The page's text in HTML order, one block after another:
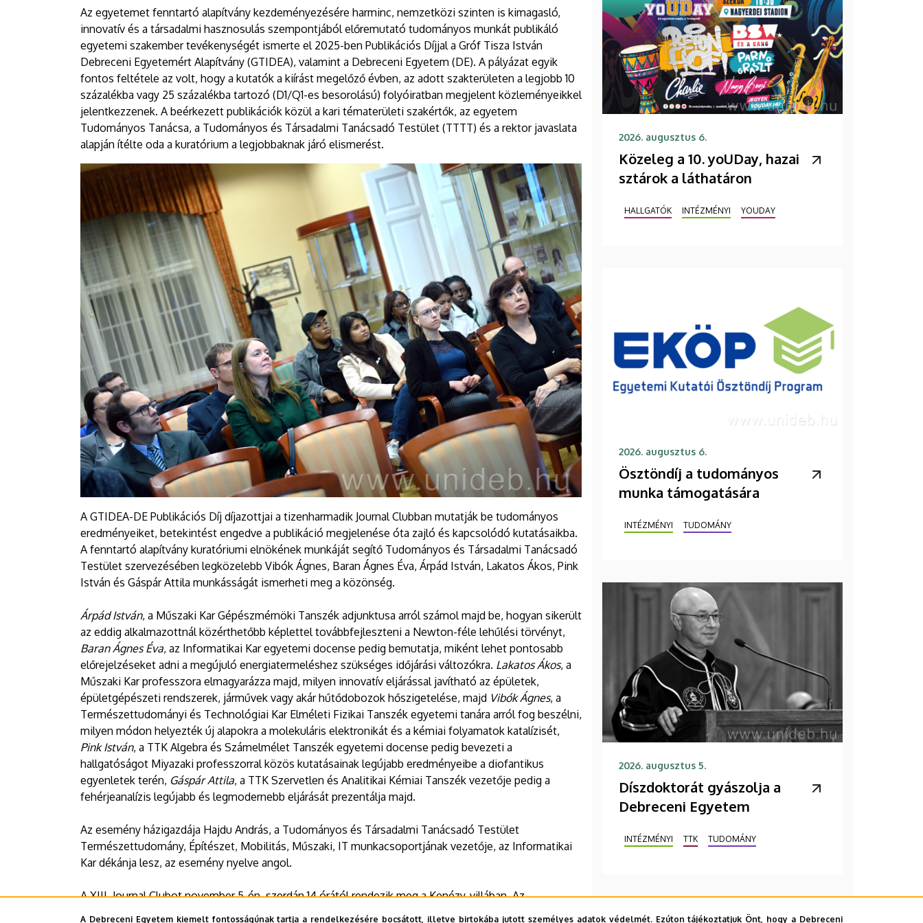
Az egyetemet fenntartó alapítvány kezdeményezésére harminc, nemzetközi szinten is kimagasló,
innovatív és a társadalmi hasznosulás szempontjából előremutató tudományos munkát publikáló
egyetemi szakember tevékenységét ismerte el 2025-ben Publikációs Díjjal a Gróf Tisza István
Debreceni Egyetemért Alapítvány (GTIDEA), valamint a Debreceni Egyetem (DE). A pályázat egyik
fontos feltétele az volt, hogy a kutatók a kiírást megelőző évben, az adott szakterületen a legjobb 10
százalékba vagy 25 százalékba tartozó (D1/Q1-es besorolású) folyóiratban megjelent közleményeikkel
jelentkezzenek. A beérkezett publikációk közül a kari tématerületi szakértők, az egyetem
Tudományos Tanácsa, a Tudományos és Társadalmi Tanácsadó Testület (TTTT) és a rektor javaslata
alapján ítélte oda a kuratórium a legjobbaknak járó elismerést.
A GTIDEA-DE Publikációs Díj díjazottjai a tizenharmadik Journal Clubban mutatják be tudományos
eredményeiket, betekintést engedve a publikáció megjelenése óta zajló és kapcsolódó kutatásaikba.
A fenntartó alapítvány kuratóriumi elnökének munkáját segítő Tudományos és Társadalmi Tanácsadó
Testület szervezésében legközelebb Vibók Ágnes, Baran Ágnes Éva, Árpád István, Lakatos Ákos, Pink
István és Gáspár Attila munkásságát ismerheti meg a közönség.
Árpád István, a Műszaki Kar Gépészmérnöki Tanszék adjunktusa arról számol majd be, hogyan sikerült
az eddig alkalmazottnál közérthetőbb képlettel továbbfejleszteni a Newton-féle lehűlési törvényt,
Baran Ágnes Éva, az Informatikai Kar egyetemi docense pedig bemutatja, miként lehet pontosabb
előrejelzéseket adni a megújuló energiatermeléshez szükséges időjárási változókra. Lakatos Ákos, a
Műszaki Kar professzora elmagyarázza majd, milyen innovatív eljárással javítható az épületek,
épületgépészeti rendszerek, járművek vagy akár hűtődobozok hőszigetelése, majd Vibók Ágnes, a
Természettudományi és Technológiai Kar Elméleti Fizikai Tanszék egyetemi tanára arról fog beszélni,
milyen módon helyezték új alapokra a molekuláris elektronikát és a kémiai folyamatok katalízisét,
Pink István, a TTK Algebra és Számelmélet Tanszék egyetemi docense pedig bevezeti a
hallgatóságot Miyazaki professzorral közös kutatásainak legújabb eredményeibe a diofantikus
egyenletek terén, Gáspár Attila, a TTK Szervetlen és Analitikai Kémiai Tanszék vezetője pedig a
fehérjeanalízis legújabb és legmodernebb eljárását prezentálja majd.
Az esemény házigazdája Hajdu András, a Tudományos és Társadalmi Tanácsadó Testület
Természettudomány, Építészet, Mobilitás, Műszaki, IT munkacsoportjának vezetője, az Informatikai
Kar dékánja lesz, az esemény nyelve angol.
A XIII. Journal Clubot november 5-én, szerdán 14 órától rendezik meg a Kenézy-villában. Az
eseményre minden érdeklődőt szeretettel várnak a szervezők, ezen a linken lehet regisztrálni:
2026. augusztus 6.
Közeleg a 10. yoUDay, hazai
sztárok a láthatáron
HALLGATÓK INTÉZMÉNYI YOUDAY
2026. augusztus 6.
Ösztöndíj a tudományos
munka támogatására
INTÉZMÉNYI TUDOMÁNY
2026. augusztus 5.
Díszdoktorát gyászolja a
Debreceni Egyetem
INTÉZMÉNYI TTK TUDOMÁNY
A Debreceni Egyetem kiemelt fontosságúnak tartja a rendelkezésére bocsátott, illetve birtokába jutott személyes adatok védelmét. Ezúton tájékoztatjuk Önt, hogy a Debreceni